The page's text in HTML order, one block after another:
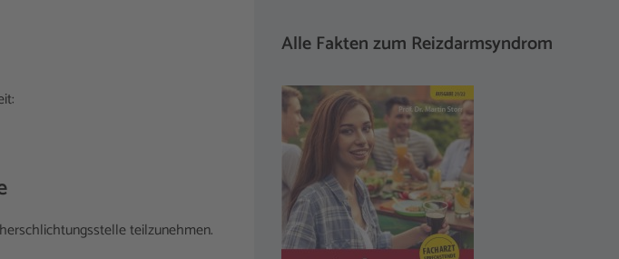
teilzunehmen.
Alle Fakten zum Reizdarmsyndrom